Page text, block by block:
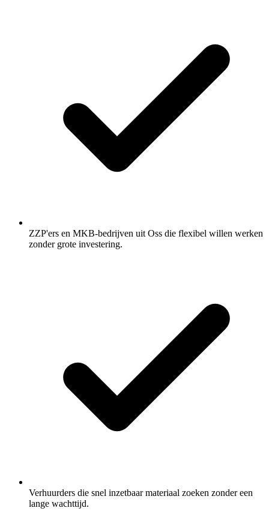
ZZP'ers en MKB-bedrijven uit Oss die flexibel willen werken
zonder grote investering.
Verhuurders die snel inzetbaar materiaal zoeken zonder een
lange wachttijd.